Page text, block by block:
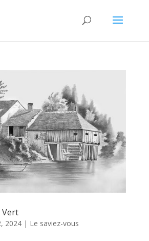
Vert
2024| Le saviez-vous